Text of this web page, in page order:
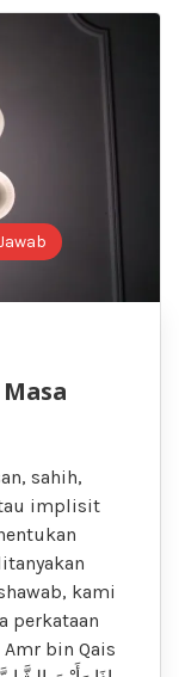
sahih,
implisit
kami
perkataan
bin Qais